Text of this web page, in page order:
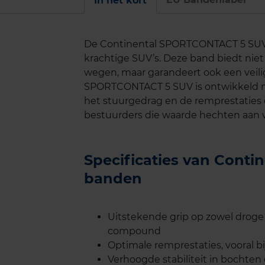
De Continental SPORTCONTACT 5
krachtige SUV’s. Deze band biedt
wegen, maar garandeert ook een
SPORTCONTACT 5 SUV is
het stuurgedrag en de
bestuurders die waarde hechten
Specificaties van
banden
Uitstekende grip op zowel
compound
Optimale remprestaties, vooral
Verhoogde stabiliteit in